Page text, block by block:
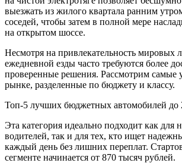
выезжать из жилого квартала ранним
соседей, чтобы затем в полной мере
на открытом шоссе.
Несмотря на привлекательность мировых
ежедневной езды часто требуются более
проверенные решения. Рассмотрим самые
рынке, разделенные по бюджету и классу.
Топ-5 лучших бюджетных автомобилей до
Эта категория идеально подходит как для
водителей, так и для тех, кто ищет
каждый день без лишних переплат.
сегменте начинается от 870 тысяч рублей.